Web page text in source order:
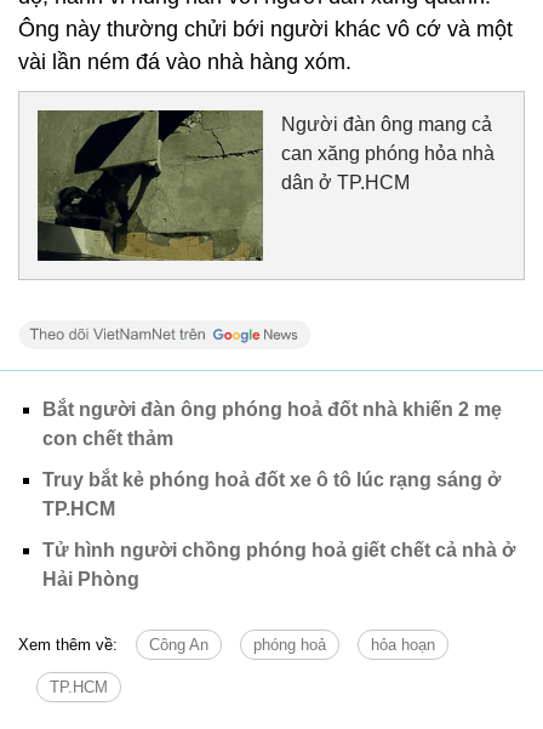
Ông này thường chửi bới người khác vô cớ và một
vài lần ném đá vào nhà hàng xóm.
Người đàn ông mang cả
can xăng phóng hỏa nhà
dân ở TP.HCM
Bắt người đàn ông phóng hoả đốt nhà khiến 2 mẹ
con chết thảm
Truy bắt kẻ phóng hoả đốt xe ô tô lúc rạng sáng ở
TP.HCM
Tử hình người chồng phóng hoả giết chết cả nhà ở
Hải Phòng
Xem thêm về: Công An phóng hoả hỏa hoạn
TP.HCM